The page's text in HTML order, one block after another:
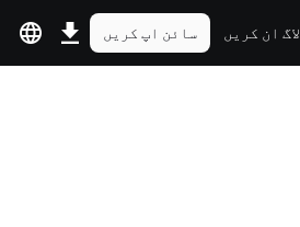
لاگ ان کریں سائن اپ کریں